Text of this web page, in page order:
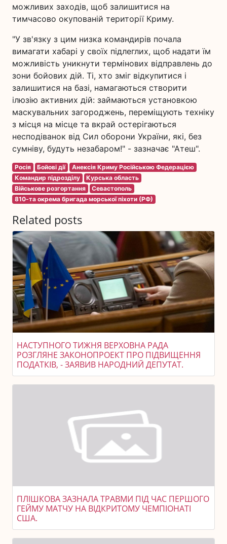
можливих заходів, щоб залишитися на
тимчасово окупованій території Криму.
"У зв'язку з цим низка командирів почала
вимагати хабарі у своїх підлеглих, щоб надати їм
можливість уникнути термінових відправлень до
зони бойових дій. Ті, хто зміг відкупитися і
залишитися на базі, намагаються створити
ілюзію активних дій: займаються установкою
маскувальних загороджень, переміщують техніку
з місця на місце та вкрай остерігаються
несподіванок від Сил оборони України, які, без
сумніву, будуть незабаром!" - зазначає "Атеш".
Росія Бойові дії
Анексія Криму Російською Федерацією
Командир підрозділу
Курська область
Військове розгортання
Севастополь
810-та окрема бригада морської піхоти (РФ)
Related posts
НАСТУПНОГО ТИЖНЯ ВЕРХОВНА РАДА
РОЗГЛЯНЕ ЗАКОНОПРОЕКТ ПРО ПІДВИЩЕННЯ
ПОДАТКІВ, - ЗАЯВИВ НАРОДНИЙ ДЕПУТАТ.
ПЛІШКОВА ЗАЗНАЛА ТРАВМИ ПІД ЧАС ПЕРШОГО
ГЕЙМУ МАТЧУ НА ВІДКРИТОМУ ЧЕМПІОНАТІ
США.